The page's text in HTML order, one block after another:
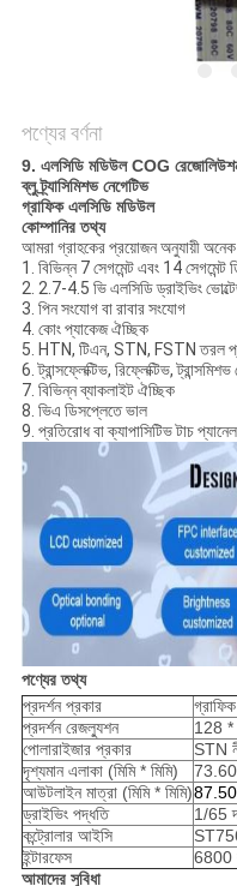
পণ্যের বর্ণনা
9. এলসিডি মডিউল COG
ব্লু ট্র্যাসিমিশভ নেগেটিভ
গ্রাফিক এলসিডি মডিউল
কোম্পানির তথ্য
আমরা গ্রাহকের প্রয়োজন অনুযায়ী অনেক
1. বিভিন্ন 7 সেগমেন্ট এবং 14 সেগমেন্ট
2. 2.7-4.5 ভি এলসিডি ড্রাইভিং
3. পিন সংযোগ বা রাবার সংযোগ
4. কোং প্যাকেজ ঐচ্ছিক
5. HTN, টিএন, STN, FSTN তরল
6. ট্রান্সফ্লেক্টিভ, রিফ্লেক্টিভ,
7. বিভিন্ন ব্যাকলাইট ঐচ্ছিক
8. ভিএ ডিসপ্লেতে ভাল
9. প্রতিরোধ বা ক্যাপাসিটিভ টাচ প্যানেল
পণ্যের তথ্য
প্রদর্শন প্রকার
প্রদর্শন রেজল্যুশন
128
পোলারাইজার প্রকার
STN
দৃশ্যমান এলাকা (মিমি * মিমি)
73.60
আউটলাইন মাত্রা (মিমি * মিমি)87.50
ড্রাইভিং পদ্ধতি
1/65
কন্ট্রোলার আইসি
ইন্টারফেস
6800
আমাদের সুবিধা